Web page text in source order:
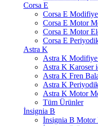
Corsa E
Corsa E
Corsa E Motor
Corsa E Motor
Corsa E
Astra K
Astra K
Astra K Karoser
Astra K Fren
Astra K
Astra K Motor
Tüm Ürünler
İnsignia B
İnsignia B Motor